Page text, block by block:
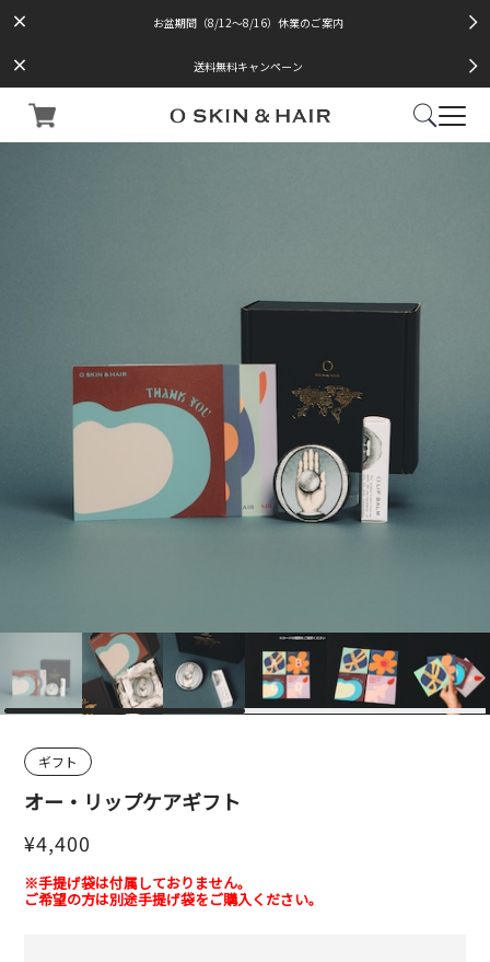
お盆期間（8/12～8/16）休業のご案内
送料無料キャンペーン
ギフト
オー・リップケアギフト
¥4,400
※手提げ袋は付属しておりません。
ご希望の方は別途手提げ袋をご購入ください。